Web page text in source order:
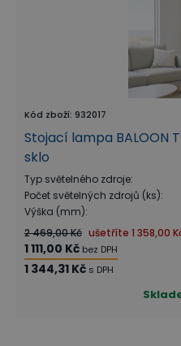
Kód zboží: 932017
Stojací lampa BALOON
sklo
Typ světelného zdroje:
Počet světelných zdrojů (ks):
Výška (mm):
2 469,00 Kč ušetříte 1 358,00
1 111,00 Kč bez DPH
1 344,31 Kč s DPH